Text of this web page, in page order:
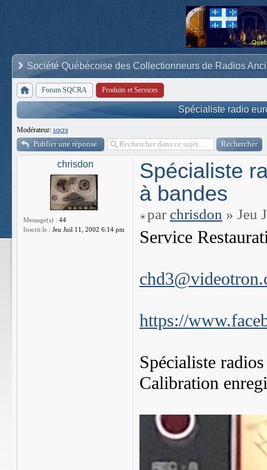
Société Québécoise des Collectionneurs de Radios
Forum SQCRA Produits et Services
Spécialiste radio
Modérateur: sqcra
Publier une réponse
chrisdon
Message(s) : 44
Inscrit le : Jeu Juil 11, 2002 6:14 pm
Spécialiste
à bandes
par chrisdon » Jeu
Service
https://
Spécialiste
Calibration